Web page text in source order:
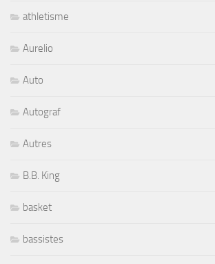
athletisme
Aurelio
Auto
Autograf
Autres
B.B. King
basket
bassistes